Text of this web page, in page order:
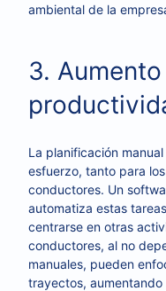
ambiental de la
3.
La planificación
esfuerzo, tanto para
conductores. Un
automatiza estas
centrarse en otras
conductores, al no
manuales, pueden
trayectos,